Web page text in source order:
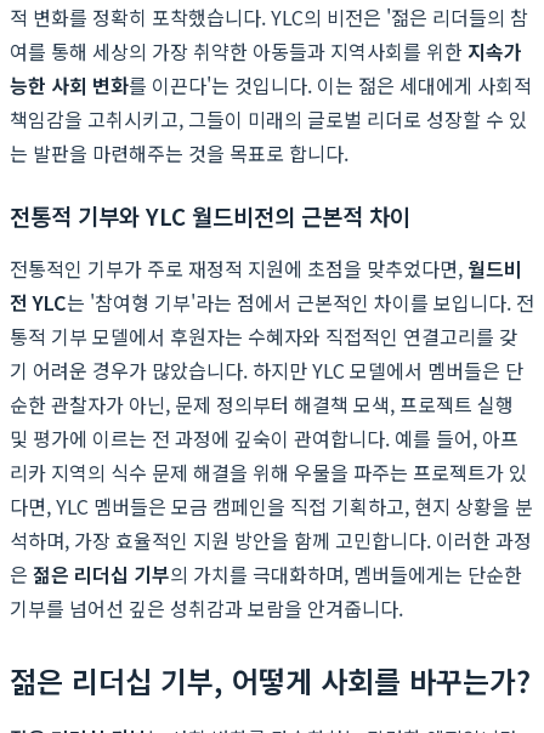
적 변화를 정확히 포착했습니다. YLC의 비전은 '젊은 리더들의 참
여를 통해 세상의 가장 취약한 아동들과 지역사회를 위한 지속가
능한 사회 변화를 이끈다'는 것입니다. 이는 젊은 세대에게 사회적
책임감을 고취시키고, 그들이 미래의 글로벌 리더로 성장할 수 있
는 발판을 마련해주는 것을 목표로 합니다.
전통적 기부와 YLC 월드비전의 근본적 차이
전통적인 기부가 주로 재정적 지원에 초점을 맞추었다면, 월드비
전 YLC는 '참여형 기부'라는 점에서 근본적인 차이를 보입니다. 전
통적 기부 모델에서 후원자는 수혜자와 직접적인 연결고리를 갖
기 어려운 경우가 많았습니다. 하지만 YLC 모델에서 멤버들은 단
순한 관찰자가 아닌, 문제 정의부터 해결책 모색, 프로젝트 실행
및 평가에 이르는 전 과정에 깊숙이 관여합니다. 예를 들어, 아프
리카 지역의 식수 문제 해결을 위해 우물을 파주는 프로젝트가 있
다면, YLC 멤버들은 모금 캠페인을 직접 기획하고, 현지 상황을 분
석하며, 가장 효율적인 지원 방안을 함께 고민합니다. 이러한 과정
은 젊은 리더십 기부의 가치를 극대화하며, 멤버들에게는 단순한
기부를 넘어선 깊은 성취감과 보람을 안겨줍니다.
젊은 리더십 기부, 어떻게 사회를 바꾸는가?